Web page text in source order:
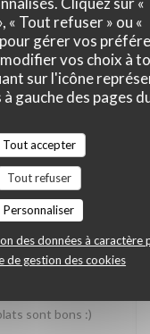
« Tout refuser » ou «
gérer vos
vos choix à
sur l'icône
à gauche des pages
Tout accepter
Tout refuser
Personnaliser
des données à caractère
de gestion des cookies
Qualité / Prix:5/5
plaisir Merci
Qualité / Prix:5/5
sont bons :)